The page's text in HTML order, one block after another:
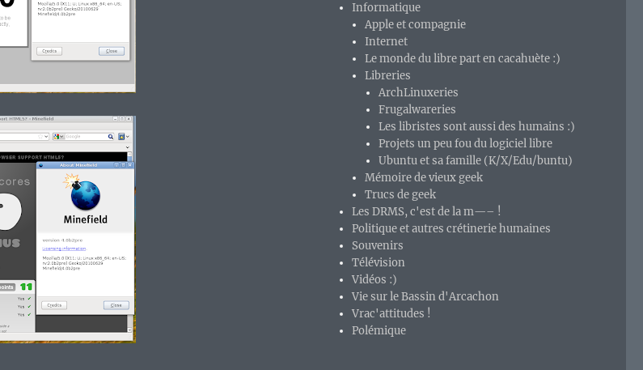
Informatique
Apple et compagnie
Internet
Le monde du libre part en cacahuète :)
Libreries
ArchLinuxeries
Frugalwareries
Les libristes sont aussi des humains :)
Projets un peu fou du logiciel libre
Ubuntu et sa famille (K/X/Edu/buntu)
Mémoire de vieux geek
Trucs de geek
Les DRMS, c'est de la m—– !
Politique et autres crétinerie humaines
Souvenirs
Télévision
Vidéos :)
Vie sur le Bassin d'Arcachon
Vrac'attitudes !
Polémique